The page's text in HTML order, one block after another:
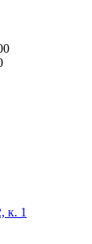
к. 1